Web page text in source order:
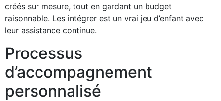
créés sur mesure, tout en gardant un budget
raisonnable. Les intégrer est un vrai jeu d’enfant avec
leur assistance continue.
Processus
d’accompagnement
personnalisé